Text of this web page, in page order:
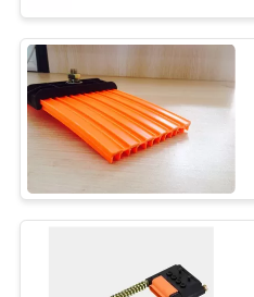
SOLICITAR
UNA
COTIZACIÓN
COMPANY
NEWS